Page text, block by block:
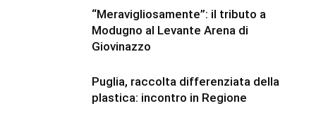
“Meravigliosamente”: il tributo a
Modugno al Levante Arena di
Giovinazzo
Puglia, raccolta differenziata della
plastica: incontro in Regione